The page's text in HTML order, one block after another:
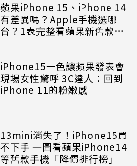
蘋果iPhone 15、iPhone 14
有差異嗎？Apple手機選哪
台？1表完整看蘋果新舊款規
iPhone15一色讓蘋果發表會
現場女性驚呼 3C達人：回到
iPhone 11的粉嫩感
13mini消失了！iPhone15買
不下手 一圖看蘋果iPhone14
等舊款手機「降價排行榜」